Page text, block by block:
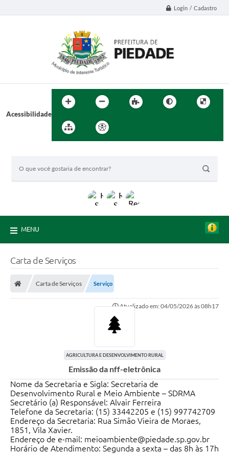
Login / Cadastro
Acessibilidade
MENU
Carta de Serviços
Carta de Serviços Serviço
Atualizado em: 04/05/2026 às 08h17
AGRICULTURA E DESENVOLVIMENTO RURAL
Emissão da nff-eletrônica
Nome da Secretaria e Sigla: Secretaria de
Desenvolvimento Rural e Meio Ambiente – SDRMA
Secretário (a) Responsável: Alvair Ferreira
Telefone da Secretaria: (15) 33442205 e (15) 997742709
Endereço da Secretaria: Rua Simão Vieira de Moraes,
1851, Vila Xavier.
Endereço de e-mail: meioambiente@piedade.sp.gov.br
Horário de Atendimento: Segunda a sexta – das 8h às 17h